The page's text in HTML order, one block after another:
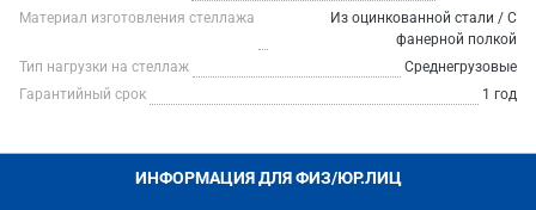
Материал изготовления стеллажа
Из оцинкованной стали / С
фанерной полкой
Тип нагрузки на стеллаж
Среднегрузовые
Гарантийный срок
1 год
ИНФОРМАЦИЯ ДЛЯ ФИЗ/ЮР.ЛИЦ